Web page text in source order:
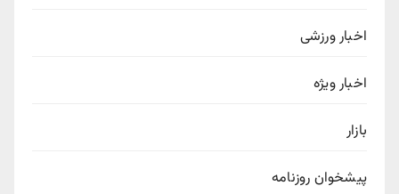
اخبار ورزشی
اخبار ویژه
بازار
پیشخوان روزنامه